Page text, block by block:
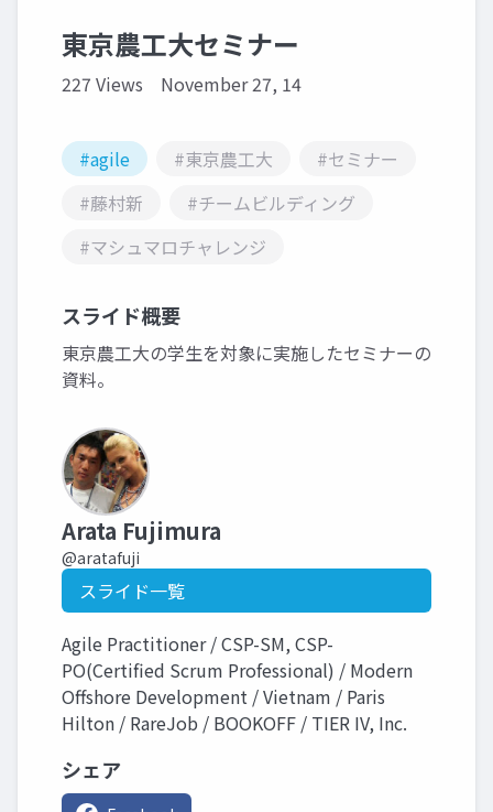
東京農工大セミナー
227 Views November 27, 14
#agile #東京農工大
#セミナー
#藤村新
#チームビルディング
#マシュマロチャレンジ
スライド概要
東京農工大の学生を対象に実施したセミナーの
資料。
Arata Fujimura
@aratafuji
スライド一覧
Agile Practitioner / CSP-SM, CSP-
PO(Certified Scrum Professional) / Modern
Offshore Development / Vietnam / Paris
Hilton / RareJob / BOOKOFF / TIER IV, Inc.
シェア